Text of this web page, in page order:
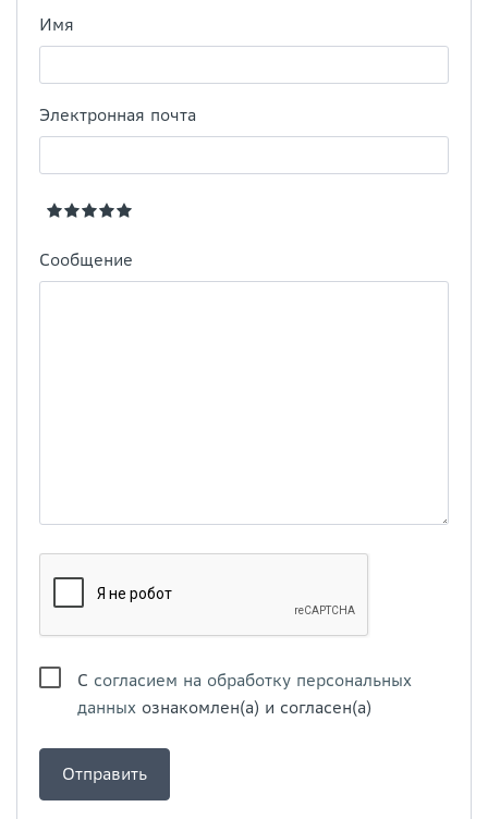
Имя
Электронная почта
Сообщение
С согласием на обработку персональных
данных ознакомлен(а) и согласен(а)